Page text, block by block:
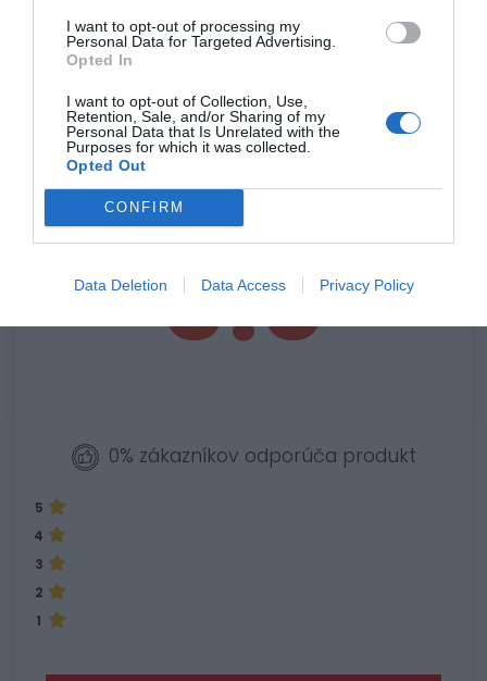
I want to opt-out of processing my
Personal Data for Targeted Advertising.
Opted In
I want to opt-out of Collection, Use,
Retention, Sale, and/or Sharing of my
Personal Data that Is Unrelated with the
Purposes for which it was collected.
Opted Out
CONFIRM
Data Deletion Data Access Privacy Policy
čierne
€
0.0
0% zákazníkov odporúča produkt
5
4
3
2
1